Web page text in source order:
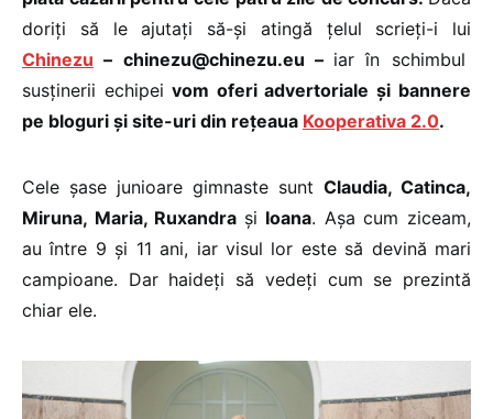
doriți să le ajutați să-și atingă țelul scrieți-i lui
Chinezu – chinezu@chinezu.eu – iar în schimbul
susținerii echipei vom oferi advertoriale și bannere
pe bloguri și site-uri din rețeaua Kooperativa 2.0.
Cele șase junioare gimnaste sunt Claudia, Catinca,
Miruna, Maria, Ruxandra și Ioana. Așa cum ziceam,
au între 9 și 11 ani, iar visul lor este să devină mari
campioane. Dar haideți să vedeți cum se prezintă
chiar ele.